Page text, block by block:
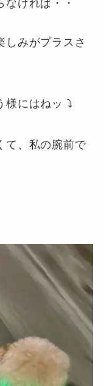
なければ・・
しみがプラスさ
様にはねッ ⤵
て、私の腕前で